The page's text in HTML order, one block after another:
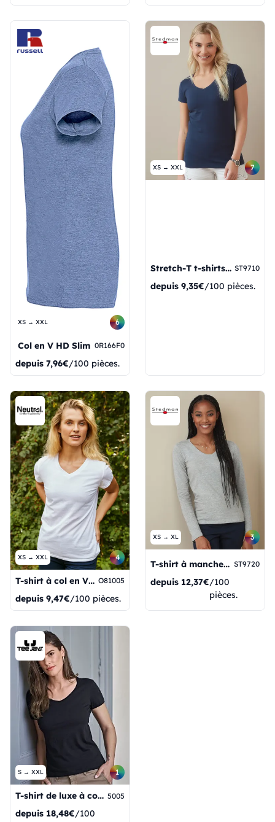
XS → XXL 6
Col en V HD Slim 0R166F0
depuis 7,96€/100 pièces.
XS → XXL 7
Stretch-T t-shirts col V Femme ST9710
depuis 9,35€/100 pièces.
XS → XXL 4
T-shirt à col en V pour femmes O81005
depuis 9,47€/100 pièces.
XS → XL 3
T-shirt à manches courtes et col en V Claire Login ST9720
depuis 12,37€/100
pièces.
S → XXL 1
T-shirt de luxe à col en V pour femme 5005
depuis 18,48€/100